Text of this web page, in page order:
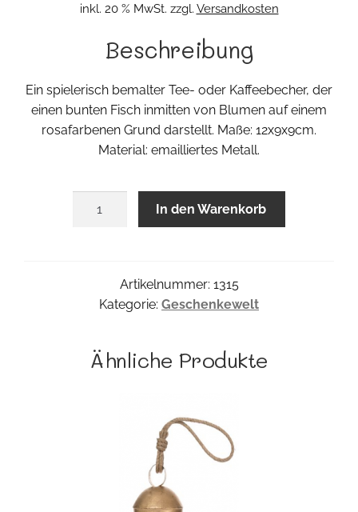
inkl. 20 % MwSt. zzgl. Versandkosten
Beschreibung
Ein spielerisch bemalter Tee- oder Kaffeebecher, der
einen bunten Fisch inmitten von Blumen auf einem
rosafarbenen Grund darstellt. Maße: 12x9x9cm.
Material: emailliertes Metall.
In den Warenkorb
Artikelnummer: 1315
Kategorie: Geschenkewelt
Ähnliche Produkte